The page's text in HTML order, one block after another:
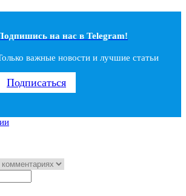
на наc в Telegram!
важные новости и лучшие статьи
Подписаться